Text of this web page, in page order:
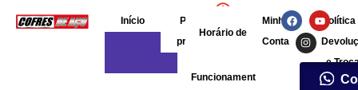
Início
Política de
privacidade
Minha
Conta
Política
e
Horário de
Funcionament
F
a
e
Y
o
u
t
e
n
s
t
a